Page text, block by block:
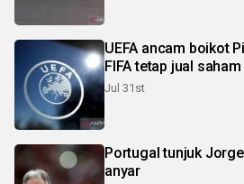
UEFA ancam boikot
FIFA tetap jual saham
Jul 31st
Portugal tunjuk
anyar